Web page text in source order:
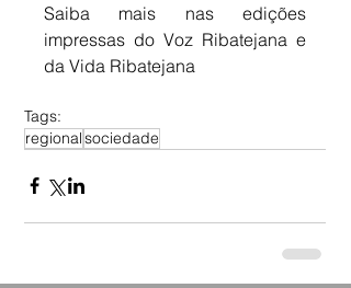
Saiba mais nas edições
impressas do Voz Ribatejana e
da Vida Ribatejana
Tags:
regionalsociedade